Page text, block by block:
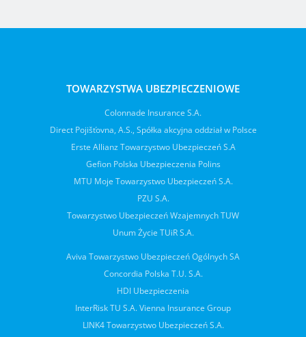
TOWARZYSTWA UBEZPIECZENIOWE
Colonnade Insurance S.A.
Direct Pojišťovna, A.S., Spółka akcyjna oddział w Polsce
Erste Allianz Towarzystwo Ubezpieczeń S.A
Gefion Polska Ubezpieczenia Polins
MTU Moje Towarzystwo Ubezpieczeń S.A.
PZU S.A.
Towarzystwo Ubezpieczeń Wzajemnych TUW
Unum Życie TUiR S.A.
Aviva Towarzystwo Ubezpieczeń Ogólnych SA
Concordia Polska T.U. S.A.
HDI Ubezpieczenia
InterRisk TU S.A. Vienna Insurance Group
LINK4 Towarzystwo Ubezpieczeń S.A.